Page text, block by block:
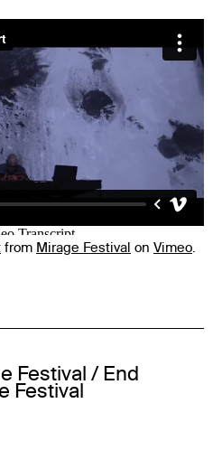
from Mirage Festival on Vimeo.
Festival / End
Festival